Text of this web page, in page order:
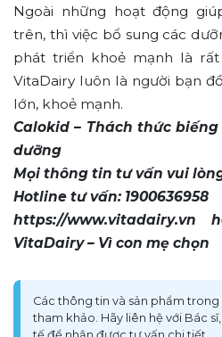
Ngoài những hoạt động
trên, thì việc bổ sung các
phát triển khoẻ mạnh là
VitaDairy luôn là người bạn
lớn, khoẻ mạnh.
Calokid – Thách thức
dưỡng
Mọi thông tin tư vấn vui
Hotline tư vấn: 1900636958
https://www.vitadairy.vn
VitaDairy – Vì con mẹ chọn
Các thông tin và sản phẩm
tham khảo. Hãy liên hệ với Bác